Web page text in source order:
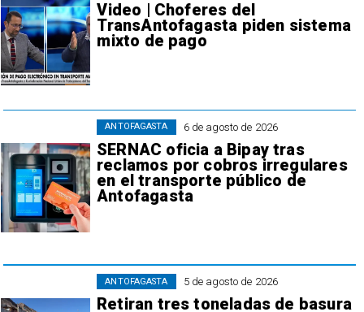
Video | Choferes del
TransAntofagasta piden sistema
mixto de pago
6 de agosto de 2026
SERNAC oficia a Bipay tras
reclamos por cobros irregulares
en el transporte público de
Antofagasta
ANTOFAGASTA
5 de agosto de 2026
Retiran tres toneladas de basura
ANTOFAGASTA